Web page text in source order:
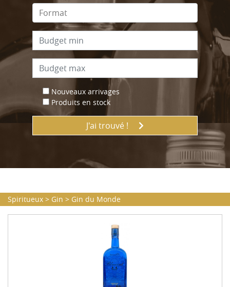
Nouveaux arrivages
Produits en stock
J'ai trouvé !
Spiritueux > Gin > Gin du Monde